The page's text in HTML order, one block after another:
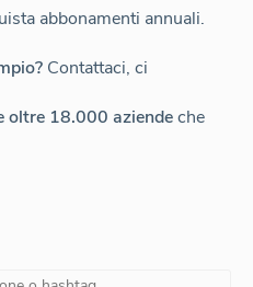
abbonamenti annuali.
Contattaci, ci
oltre 18.000 aziendeche